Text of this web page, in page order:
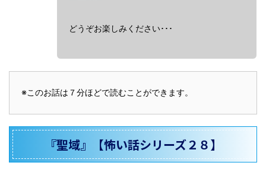
どうぞお楽しみください･･･
※このお話は７分ほどで読むことができます。
『聖域』【怖い話シリーズ２８】